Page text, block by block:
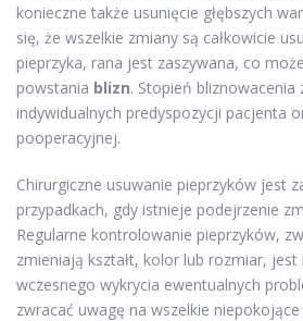
konieczne także usunięcie głębszych
się, że wszelkie zmiany są całkowicie
pieprzyka, rana jest zaszywana, co
powstania blizn. Stopień bliznowacenia
indywidualnych predyspozycji pacjenta
pooperacyjnej.
Chirurgiczne usuwanie pieprzyków jest
przypadkach, gdy istnieje podejrzenie
Regularne kontrolowanie pieprzyków,
zmieniają kształt, kolor lub rozmiar, jest
wczesnego wykrycia ewentualnych
zwracać uwagę na wszelkie